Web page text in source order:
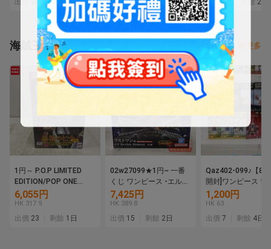
ー33インチ ヘッドカバ
出價 剩餘2日
～
出價33 剩餘 2日 出價28 剩餘 2日
海賊王 看更多
1円～ P.O.P LIMITED
EDITION/POP ONE
PIECE 黒檻のヒナ 再販
6,055円
HK 317.9
出價 23 剩餘 1日
02w27099★1円~ 一番
くじ ワンピース -エルバ
フ編- GIANT BASH!!
Vol.1 ラストワン賞 ロキ
※未開封 フィギュア 中
7,425円
HK 389.8
出價 15 剩餘 2日
Qaz402-099♪【80
開封]ワンピース ワ
ドコレクタブルフ
ア まとめ売り
1,200円
HK 63
出價 7 剩餘 4日